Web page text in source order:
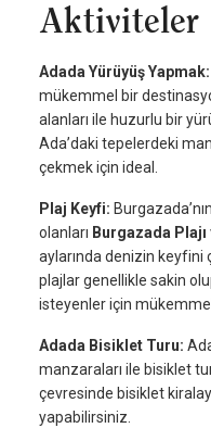
Aktiviteler
Adada Yürüyüş Yapmak:
mükemmel bir
alanları ile huzurlu bir
Ada’daki tepelerdeki
çekmek için ideal.
Plaj Keyfi:
olanları Burgazada Plajı
aylarında denizin keyfini
plajlar genellikle sakin
isteyenler için mükemmel.
Adada Bisiklet Turu:
manzaraları ile bisiklet
çevresinde bisiklet
yapabilirsiniz.